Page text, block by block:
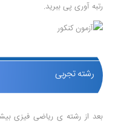
رتبه آوری پی ببرید.
رشته تجربی
بعد از رشته ی ریاضی فیزی